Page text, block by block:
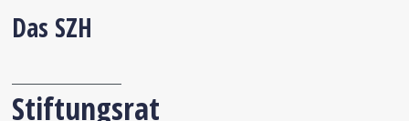
Das SZH
Stiftungsrat